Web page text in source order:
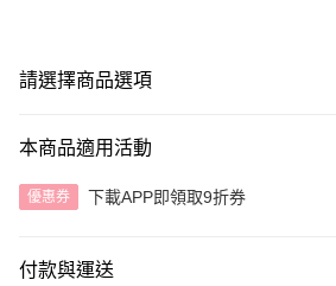
請選擇商品選項
本商品適用活動
優惠券 下載APP即領取9折券
付款與運送